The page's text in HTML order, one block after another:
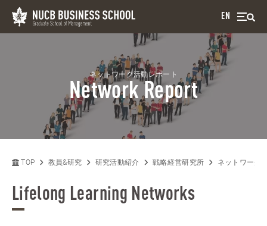
EN
ネットワーク活動レポート
Network Report
TOP 教員&研究 研究活動紹介 戦略経営研究所 ネットワーク
Lifelong Learning Networks